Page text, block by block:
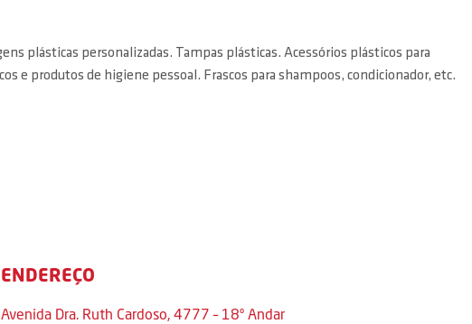
plásticas personalizadas. Tampas plásticas. Acessórios plásticos para
e produtos de higiene pessoal. Frascos para shampoos, condicionador, etc.
ENDEREÇO
Avenida Dra. Ruth Cardoso, 4777 – 18º Andar